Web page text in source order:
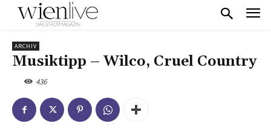
ARCHIV
Musiktipp – Wilco, Cruel Country
436